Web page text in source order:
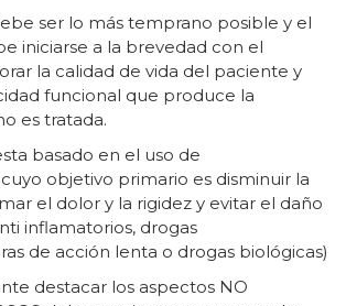
ser lo más temprano posible y el
iniciarse a la brevedad con el
la calidad de vida del paciente y
funcional que produce la
es tratada.
basado en el uso de
objetivo primario es disminuir la
el dolor y la rigidez y evitar el daño
inflamatorios, drogas
de acción lenta o drogas biológicas)
destacar los aspectos NO